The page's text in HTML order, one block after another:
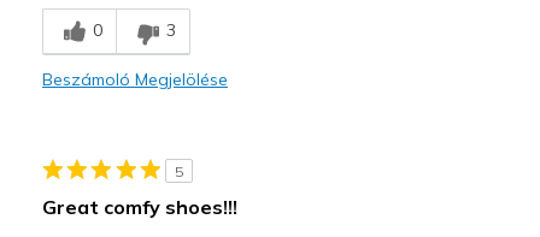
Kontra
Poor Cushioning
Wear Out Quickly
Sizing
View On Shoes
Shoes are for Wearing
0 3
Beszámoló Megjelölése
5
Great comfy shoes!!!